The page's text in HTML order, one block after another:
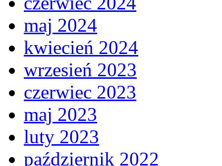
maj 2024
kwiecień 2024
wrzesień 2023
czerwiec 2023
maj 2023
luty 2023
październik 2022